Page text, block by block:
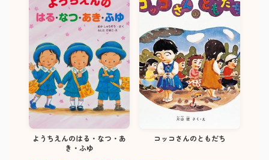
ようちえんのはる・なつ・あ
き・ふゆ
コッコさんのともだち